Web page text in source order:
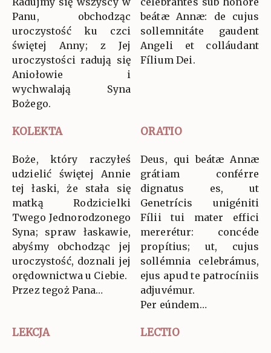
Panu, obchodząc
uroczystość ku czci
świętej Anny; z Jej
uroczystości radują się
Aniołowie i
wychwalają Syna
Bożego.
beátæ Annæ: de cujus
sollemnitáte gaudent
Angeli et colláudant
Fílium Dei.
KOLEKTA ORATIO
Boże, który raczyłeś
udzielić świętej Annie
tej łaski, że stała się
matką Rodzicielki
Twego Jednorodzonego
Syna; spraw łaskawie,
abyśmy obchodząc jej
uroczystość, doznali jej
orędownictwa u Ciebie.
Przez tegoż Pana…
Deus, qui beátæ Annæ
grátiam conférre
dignatus es, ut
Genetrícis unigéniti
Fílii tui mater effici
mererétur: concéde
propítius; ut, cujus
sollémnia celebrámus,
ejus apud te patrocíniis
adjuvémur.
Per eúndem…
LEKCJA LECTIO